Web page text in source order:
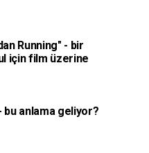
Running" - bir
için film üzerine
bu anlama geliyor?